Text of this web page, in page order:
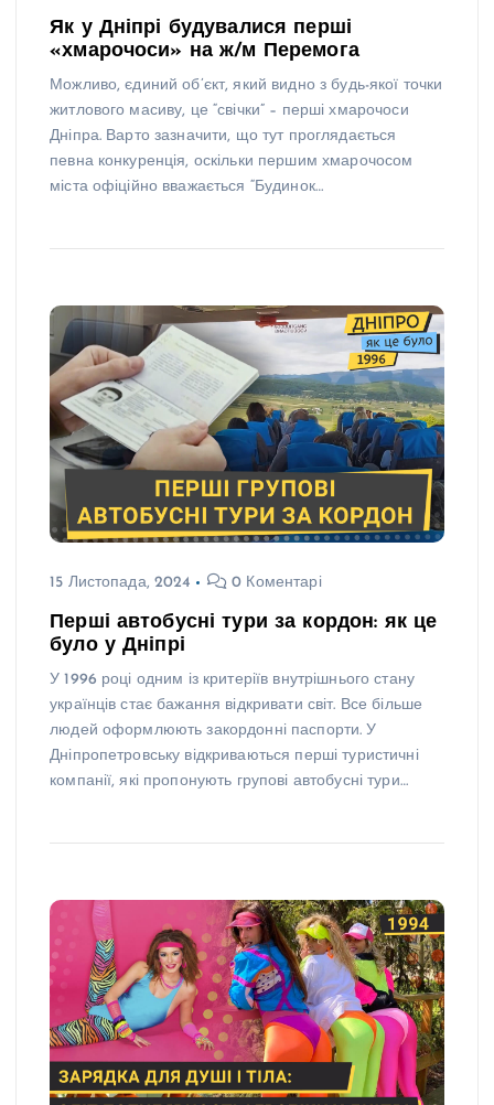
Як у Дніпрі будувалися перші
«хмарочоси» на ж/м Перемога
Можливо, єдиний об’єкт, який видно з будь-якої точки
житлового масиву, це “свічки” – перші хмарочоси
Дніпра. Варто зазначити, що тут проглядається
певна конкуренція, оскільки першим хмарочосом
міста офіційно вважається “Будинок…
15 Листопада, 2024 0 Коментарі
Перші автобусні тури за кордон: як це
було у Дніпрі
У 1996 році одним із критеріїв внутрішнього стану
українців стає бажання відкривати світ. Все більше
людей оформлюють закордонні паспорти. У
Дніпропетровську відкриваються перші туристичні
компанії, які пропонують групові автобусні тури…